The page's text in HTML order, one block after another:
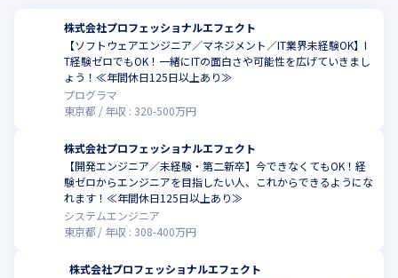
株式会社プロフェッショナルエフェクト
【ソフトウェアエンジニア／マネジメント／IT業界未経験OK】I
T経験ゼロでもOK！一緒にITの面白さや可能性を広げていきまし
ょう！≪年間休日125日以上あり≫
プログラマ
東京都
年収 : 320-500万円
株式会社プロフェッショナルエフェクト
【開発エンジニア／未経験・第二新卒】今できなくてもOK！経
験ゼロからエンジニアを目指したい人、これからできるようにな
れます！≪年間休日125日以上あり≫
システムエンジニア
東京都
年収 : 308-400万円
株式会社プロフェッショナルエフェクト